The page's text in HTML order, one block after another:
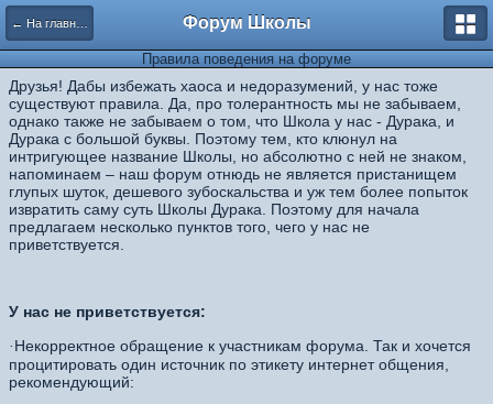
← На главную страницу Форум Школы
Правила поведения на форуме
Друзья! Дабы избежать хаоса и недоразумений, у нас тоже
существуют правила. Да, про толерантность мы не забываем,
однако также не забываем о том, что Школа у нас - Дурака, и
Дурака с большой буквы. Поэтому тем, кто клюнул на
интригующее название Школы, но абсолютно с ней не знаком,
напоминаем – наш форум отнюдь не является пристанищем
глупых шуток, дешевого зубоскальства и уж тем более попыток
извратить саму суть Школы Дурака. Поэтому для начала
предлагаем несколько пунктов того, чего у нас не
приветствуется.
У нас не приветствуется:
· Некорректное обращение к участникам форума. Так и хочется
процитировать один источник по этикету интернет общения,
рекомендующий: